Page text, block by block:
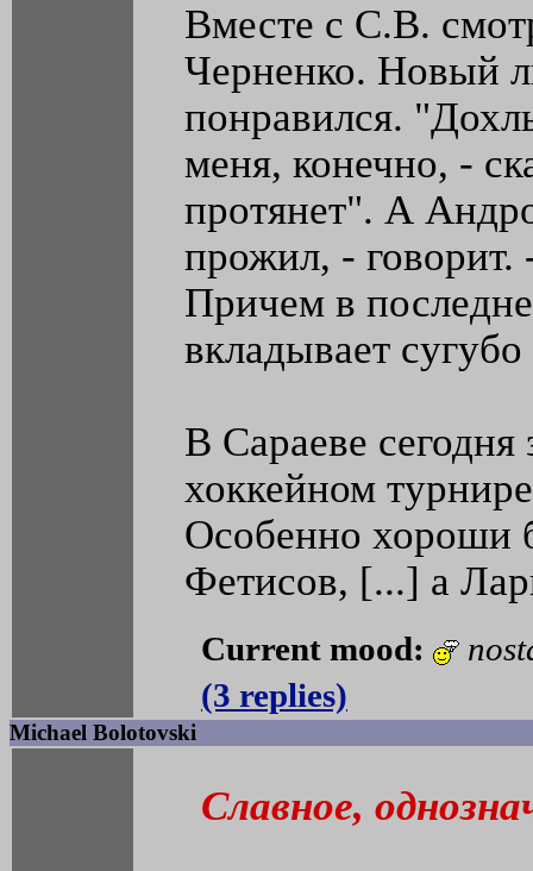
Вместе с С.В.
Черненко. Новый
понравился.
меня, конечно, -
протянет". А
прожил, -
Причем в
вкладывает
В Сараеве
хоккейном
Особенно хороши
Фетисов, [...] а
Current mood:
(3 replies)
Michael Bolotovski
Славное,